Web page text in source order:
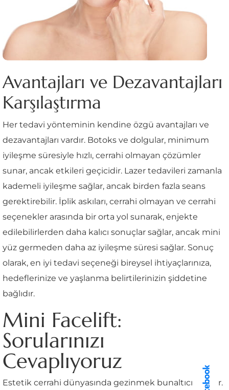
Avantajları ve Dezavantajları
Karşılaştırma
Her tedavi yönteminin kendine özgü avantajları ve
dezavantajları vardır. Botoks ve dolgular, minimum
iyileşme süresiyle hızlı, cerrahi olmayan çözümler
sunar, ancak etkileri geçicidir. Lazer tedavileri zamanla
kademeli iyileşme sağlar, ancak birden fazla seans
gerektirebilir. İplik askıları, cerrahi olmayan ve cerrahi
seçenekler arasında bir orta yol sunarak, enjekte
edilebilirlerden daha kalıcı sonuçlar sağlar, ancak mini
yüz germeden daha az iyileşme süresi sağlar. Sonuç
olarak, en iyi tedavi seçeneği bireysel ihtiyaçlarınıza,
hedeflerinize ve yaşlanma belirtilerinizin şiddetine
bağlıdır.
Mini Facelift:
Sorularınızı
Cevaplıyoruz
Estetik cerrahi dünyasında gezinmek bunaltıcı olabilir.